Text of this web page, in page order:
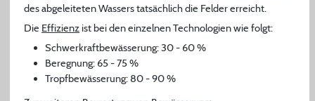
des abgeleiteten Wassers tatsächlich die Felder erreicht.
Die Effizienzist bei den einzelnen Technologien wie folgt:
Schwerkraftbewässerung: 30 - 60 %
Beregnung: 65 - 75 %
Tropfbewässerung: 80 - 90 %